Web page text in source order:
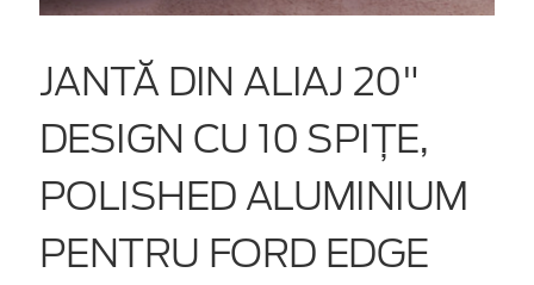
JANTĂ DIN ALIAJ 20"
DESIGN CU 10 SPIȚE,
POLISHED ALUMINIUM
PENTRU FORD EDGE